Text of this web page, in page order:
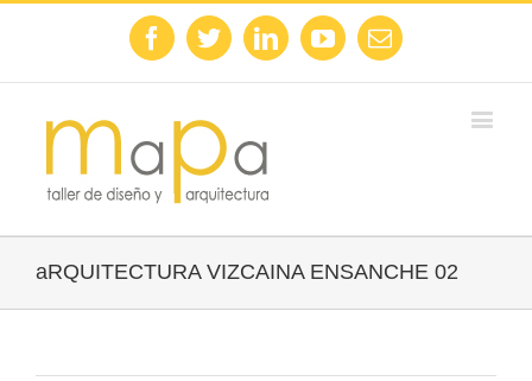
FacebookTwitterLinkedinYoutubeEmail
aRQUITECTURA VIZCAINA ENSANCHE 02